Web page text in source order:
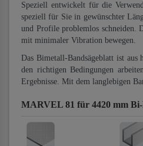
Speziell entwickelt für die
speziell für Sie in gewünschter
und Profile problemlos schneiden.
mit minimaler Vibration bewegen.
Das Bimetall-Bandsägeblatt ist
den richtigen Bedingungen
Ergebnisse. Mit dem langlebigen
MARVEL 81 für 4420 mm